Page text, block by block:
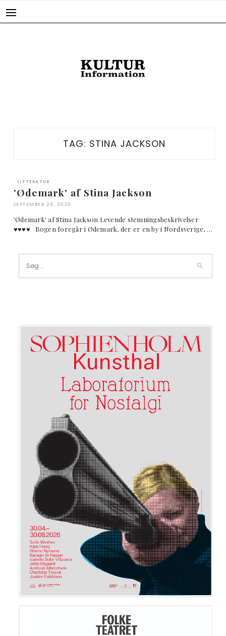
TAG: STINA JACKSON
LITTERATUR
'Ødemark' af Stina Jackson
SEPTEMBER 26, 2020
'Ødemark' af Stina Jackson Levende stemningsbeskrivelser
♥︎♥︎♥︎♥︎ Bogen foregår i Ødemark, der er en by i Nordsverige, …